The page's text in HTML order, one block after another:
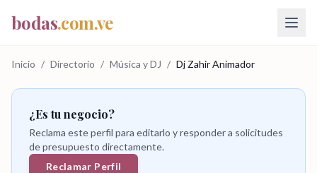
bodas.com.ve
Inicio / Directorio / Música y DJ / Dj Zahir Animador
¿Es tu negocio?
Reclama este perfil para editarlo y responder a solicitudes
de presupuesto directamente.
Reclamar Perfil